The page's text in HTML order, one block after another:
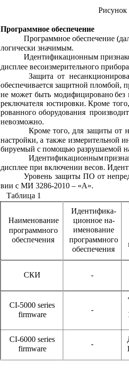
Рисунок
Наименование
программного
обеспечения
Идентифика-
ционное на-
именование
программного
обеспечения
СКИ -
CI-5000 series
firmware
-
CI-6000 series
firmware
-
Программное обеспечение
Программное обеспечение
логически значимым.
Идентификационным
дисплее весоизмерительного
Защита от
обеспечивается защитной пломбой,
не может быть модифицированобез
реключателя юстировки. Кроме
рованного оборудования
невозможно.
Кроме того, для защиты от
настройки, а также измерительной
бируемый с помощью разрушаемой
Идентификационным
дисплее при включении весов.
Уровень защиты ПО от
вии с МИ 3286-2010 – «А».
Таблица 1